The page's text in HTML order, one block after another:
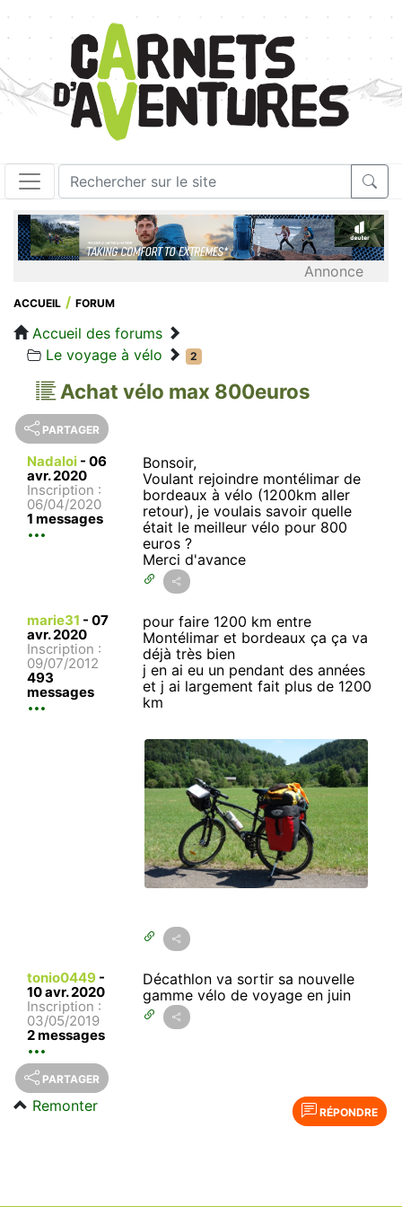
Annonce
ACCUEIL FORUM
Accueil des forums
Le voyage à vélo
2
Achat vélo max 800euros
PARTAGER
Nadaloi - 06
avr. 2020
Inscription :
06/04/2020
1 messages
Bonsoir,
Voulant rejoindre montélimar de
bordeaux à vélo (1200km aller
retour), je voulais savoir quelle
était le meilleur vélo pour 800
euros ?
Merci d'avance
marie31 - 07
avr. 2020
Inscription :
09/07/2012
493
messages
pour faire 1200 km entre
Montélimar et bordeaux ça ça va
déjà très bien
j en ai eu un pendant des années
et j ai largement fait plus de 1200
km
tonio0449 -
10 avr. 2020
Inscription :
03/05/2019
2 messages
Décathlon va sortir sa nouvelle
gamme vélo de voyage en juin
PARTAGER
RÉPONDRE
Remonter